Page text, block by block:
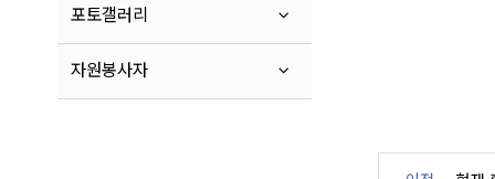
포토갤러리
자원봉사자